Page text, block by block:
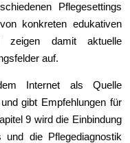
Pflegesettings
konkreten edukativen
zeigen damit aktuelle
auf.
Internet als Quelle
gibt Empfehlungen für
9 wird die Einbindung
die Pflegediagnostik